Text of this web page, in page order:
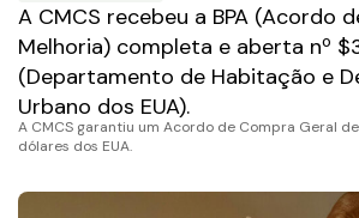
A CMCS recebeu a BPA (Acordo
Melhoria) completa e aberta nº
(Departamento de Habitação e
Urbano dos EUA).
A CMCS garantiu um Acordo de Compra Geral
dólares dos EUA.